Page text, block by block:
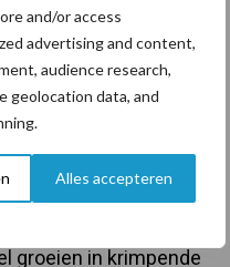
and/or access
advertising and content,
audience research,
geolocation data, and
Alles accepteren
Partner nieuws
groeien in krimpende